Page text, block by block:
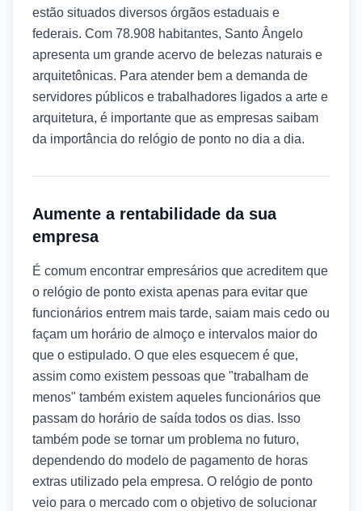
estão situados diversos órgãos estaduais e
federais. Com 78.908 habitantes, Santo Ângelo
apresenta um grande acervo de belezas naturais e
arquitetônicas. Para atender bem a demanda de
servidores públicos e trabalhadores ligados a arte e
arquitetura, é importante que as empresas saibam
da importância do relógio de ponto no dia a dia.
Aumente a rentabilidade da sua
empresa
É comum encontrar empresários que acreditem que
o relógio de ponto exista apenas para evitar que
funcionários entrem mais tarde, saiam mais cedo ou
façam um horário de almoço e intervalos maior do
que o estipulado. O que eles esquecem é que,
assim como existem pessoas que "trabalham de
menos" também existem aqueles funcionários que
passam do horário de saída todos os dias. Isso
também pode se tornar um problema no futuro,
dependendo do modelo de pagamento de horas
extras utilizado pela empresa. O relógio de ponto
veio para o mercado com o objetivo de solucionar